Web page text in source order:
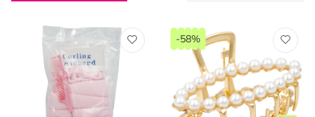
-58%